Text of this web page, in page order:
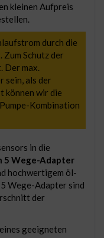
kleinen Aufpreis
durch die
Schutz der
Der max.
sein, als der
können wir die
Kombination
in die
5 Wege-Adapter
hochwertigem öl-
Wege-Adapter sind
der
geeigneten